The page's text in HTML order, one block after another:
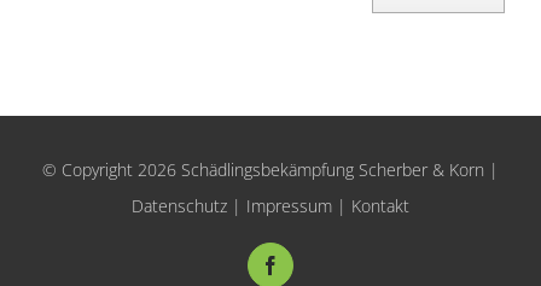
© Copyright 2026 Schädlingsbekämpfung Scherber & Korn |
Datenschutz | Impressum | Kontakt
Facebook